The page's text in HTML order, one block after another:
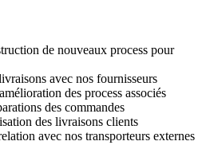
de nouveaux process pour
avec nos fournisseurs
des process associés
des commandes
des livraisons clients
avec nos transporteurs externes